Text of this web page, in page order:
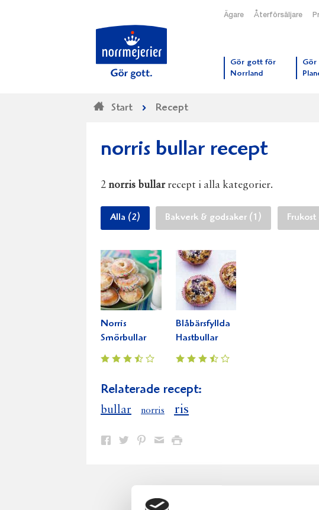
Ägare Återförsäljare
Gör gott för
Norrland
Start Recept
norris bullar recept
2 norris bullarrecept i alla kategorier.
Alla (2) Bakverk & godsaker (1)
Norris
Smörbullar
Blåbärsfyllda
Hastbullar
Relaterade recept:
bullar norris ris
Dela Dela Dela DelaSkriv